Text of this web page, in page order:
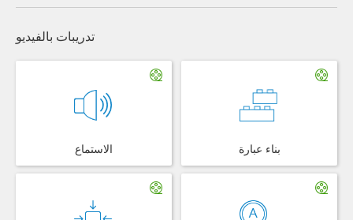
تدريبات بالفيديو
الاستماع بناء عبارة